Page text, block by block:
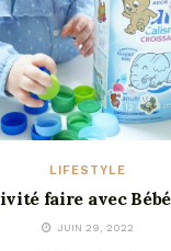
LIFESTYLE
faire avec Bébé
JUIN 29, 2022